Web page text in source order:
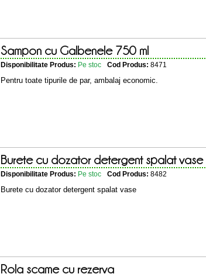
Sampon cu Galbenele 750 ml
Disponibilitate Produs: Pe stoc Cod Produs: 8471
Pentru toate tipurile de par, ambalaj economic.
Burete cu dozator detergent spalat vase
Disponibilitate Produs: Pe stoc Cod Produs: 8482
Burete cu dozator detergent spalat vase
Rola scame cu rezerva